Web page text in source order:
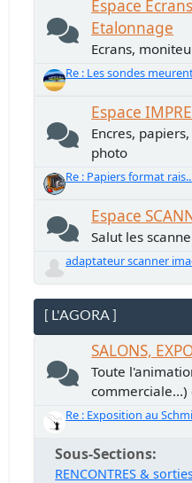
Espace
Etalonnage
Ecrans,
Re : Les sondes
Espace
Encres,
photo
Re : Papiers format
Espace
Salut les
adaptateur scanner
[ L'AGORA ]
SALONS,
Toute
Re : Exposition au
Sous-Sections
RENCONTRES &